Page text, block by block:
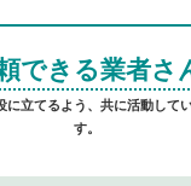
できる業者さ
に立てるよう、共に活動して
す。